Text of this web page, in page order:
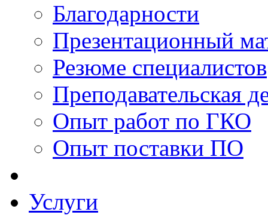
Благодарности
Презентационный
Резюме специалистов
Преподавательская
Опыт работ по ГКО
Опыт поставки ПО
Услуги